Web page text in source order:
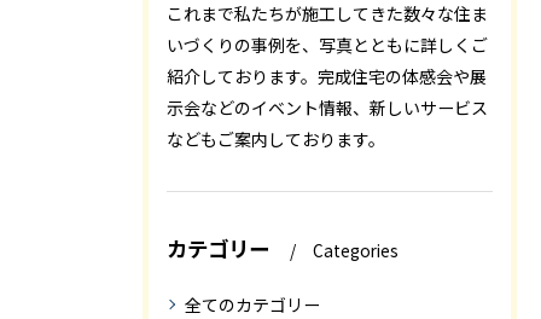
これまで私たちが施工してきた数々な住ま
いづくりの事例を、写真とともに詳しくご
紹介しております。完成住宅の体感会や展
示会などのイベント情報、新しいサービス
などもご案内しております。
カテゴリー Categories
全てのカテゴリー